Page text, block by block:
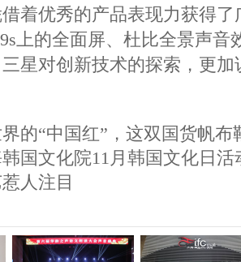
着优秀的产品表现力获得
上的全面屏、杜比全景声音
星对创新技术的探索，更
的“中国红”，这双国货帆
国文化院11月韩国文化日
人注目